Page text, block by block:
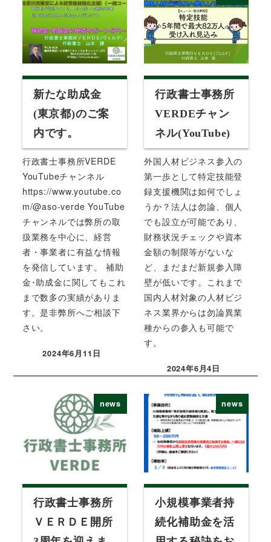
新たな助成金
(東京都)のご案
内です。
行政書士事務所VERDE
YouTubeチャンネル
https://www.youtube.co
m/@aso-verde YouTube
チャンネルでは弊所の取
扱業務を中心に、経営
者・事業者に有益な情報
を発信しています。 補助
金･助成金に関してもこれ
まで数多の実績がありま
す。是非弊所へご相談下
さい。
投稿日
2024年6月11日
行政書士事務所
VERDEチャン
ネル(YouTube)
外国人材ビジネス参入の
第一歩として特定技能登
録支援機関は如何でしょ
うか？法人は勿論、個人
でも設立が可能であり、
財務状況チェックや資本
金額の制限等がないな
ど、まだまだ新規参入障
壁が低いです。これまで
国内人材対象の人材ビジ
ネス業界からは勿論異業
種からの参入も可能で
す。
投稿日
2024年6月4日
news
行政書士事務所
ＶＥＲＤＥ開所
news
小規模事業者持
続化補助金を活